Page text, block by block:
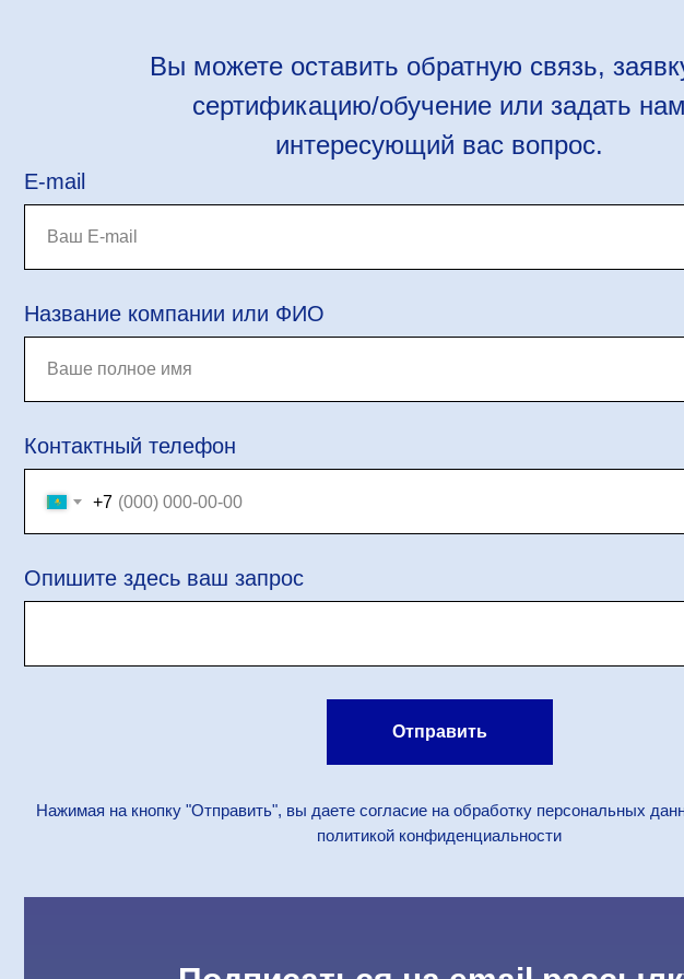
Вы можете оставить обратную связь,
сертификацию/обучение или задать нам
интересующий вас вопрос.
E-mail
Название компании или ФИО
Контактный телефон
+7
Опишите здесь ваш запрос
Отправить
Нажимая на кнопку "Отправить", вы даете согласие на обработку персональных
политикой конфиденциальности